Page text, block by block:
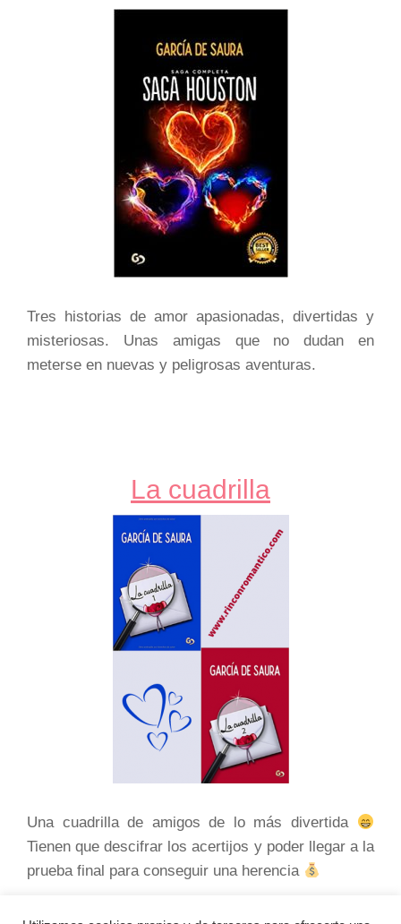
Tres historias de amor apasionadas, divertidas y
misteriosas. Unas amigas que no dudan en
meterse en nuevas y peligrosas aventuras.
La cuadrilla
Una cuadrilla de amigos de lo más divertida
Tienen que descifrar los acertijos y poder llegar a la
prueba final para conseguir una herencia